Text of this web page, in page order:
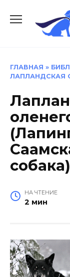
содержанию
ГЛАВНАЯ »
ЛАПЛАНДСКАЯ
собака)
НА ЧТЕНИЕ
2 мин